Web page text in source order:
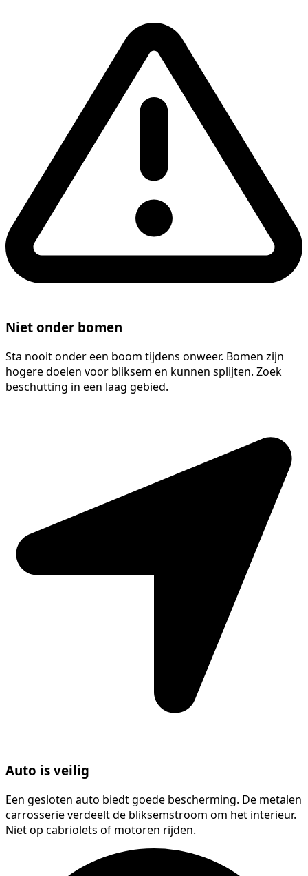
Niet onder bomen
Sta nooit onder een boom tijdens onweer. Bomen zijn
hogere doelen voor bliksem en kunnen splijten. Zoek
beschutting in een laag gebied.
Auto is veilig
Een gesloten auto biedt goede bescherming. De metalen
carrosserie verdeelt de bliksemstroom om het interieur.
Niet op cabriolets of motoren rijden.